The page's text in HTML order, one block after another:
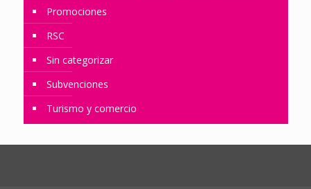
Promociones
RSC
Sin categorizar
Subvenciones
Turismo y comercio